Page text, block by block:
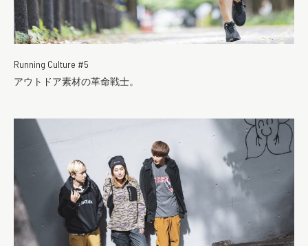
Running Culture #5
アウトドア素材の革命戦士。